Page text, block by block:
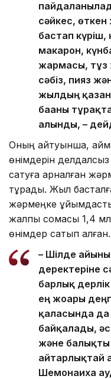
сәйкес,
бастап
макарон,
жармасы, тұз
сәбіз, пияз
жылдың
бағаны
алынды, –
Оның айтуынша,
өнімдерін
сатуға арналған
тұрады. Жыл
жәрмеңке
жалпы сомасы 1,4
өнімдер сатып алған.
– Шілде
деректеріне
барлық
ең жоғары
қаласында да
байқалады,
және балықты
айтарлықтай
Шемонаиха